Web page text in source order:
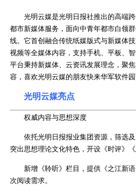
光明云媒是光明日报社推出的高端
都市新媒体服务，面向中青年都市白领
线。它首创融合传统纸媒版式与新媒体
视频等全媒体内容，支持手机、平板、
平台秉持新媒体、云资讯发展理念，聚
容，喜欢光明云媒的朋友快来华军软件园
光明云媒亮点
权威内容与思想深度
依托光明日报报业集团资源，筛选
突出思想理论文化特色，开设《时评》
新增《聆听》栏目，提供《之江新
次阅读需求。